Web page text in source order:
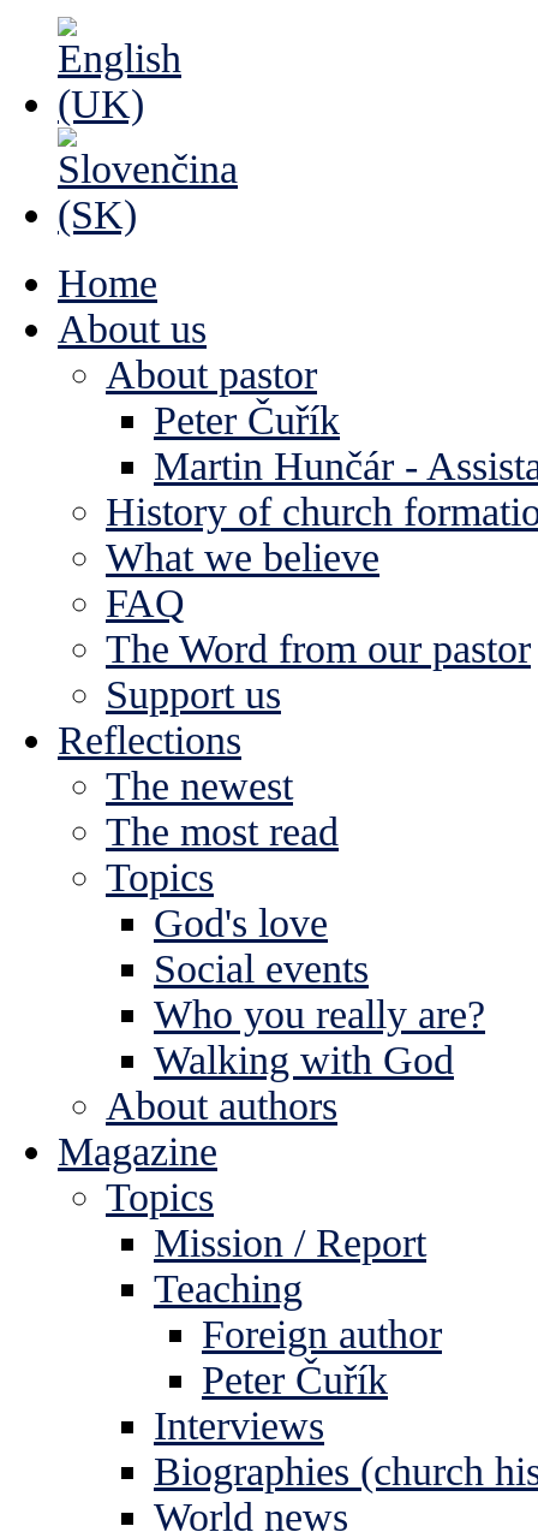
Home
About us
About pastor
Peter Čuřík
Martin Hunčár -
History of church
What we believe
FAQ
The Word from our pastor
Support us
Reflections
The newest
The most read
Topics
God's love
Social events
Who you really are?
Walking with God
About authors
Magazine
Topics
Mission / Report
Teaching
Foreign author
Peter Čuřík
Interviews
Biographies (church
World news